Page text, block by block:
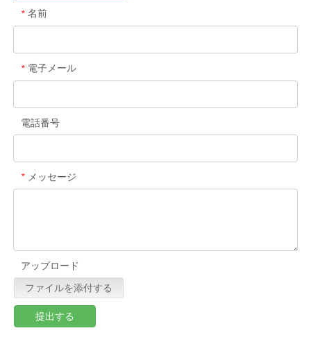
* 名前
* 電子メール
電話番号
* メッセージ
アップロード
ファイルを添付する
提出する